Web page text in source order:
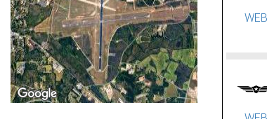
WEB